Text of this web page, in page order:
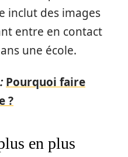
inclut des images
entre en contact
une école.
Pourquoi faire
?
en plus